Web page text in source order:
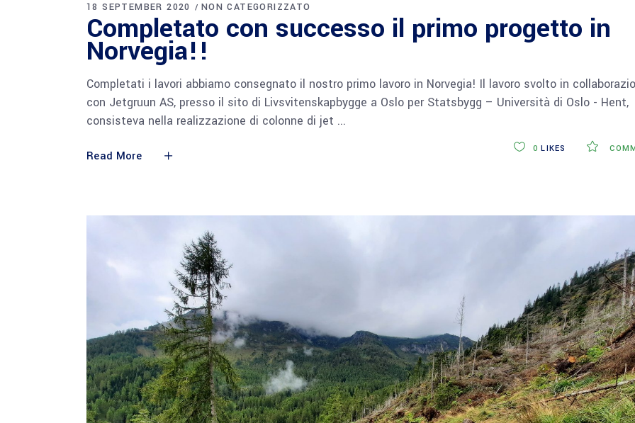
18 SEPTEMBER 2020 NON CATEGORIZZATO
Completato con successo il primo progetto in
Norvegia!!
Completati i lavori abbiamo consegnato il nostro primo lavoro in Norvegia! Il lavoro svolto in
con Jetgruun AS, presso il sito di Livsvitenskapbygge a Oslo per Statsbygg – Università di Oslo - Hent,
consisteva nella realizzazione di colonne di jet
Read More
0 LIKES